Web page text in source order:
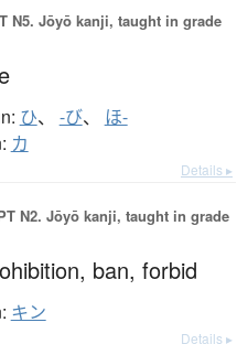
N5. Jōyō kanji, taught in grade
ひ、 -び、 ほ-
カ
Details ▸
N2. Jōyō kanji, taught in grade
ban, forbid
キン
Details ▸